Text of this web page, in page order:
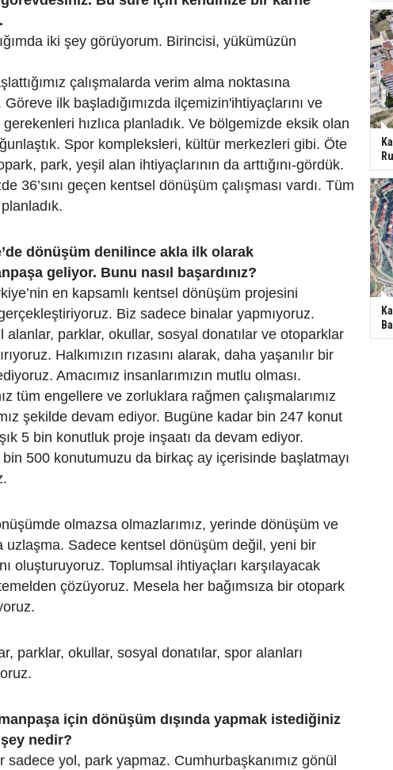
iki şey görüyorum. Birincisi, yükümüzün
çalışmalarda verim alma noktasına
ilk başladığımızda ilçemizin'ihtiyaçlarını ve
gerekenleri hızlıca planladık. Ve bölgemizde eksik olan
Spor kompleksleri, kültür merkezleri gibi. Öte
park, yeşil alan ihtiyaçlarının da arttığını-gördük.
36’sını geçen kentsel dönüşüm çalışması vardı. Tüm
dönüşüm denilince akla ilk olarak
geliyor. Bunu nasıl başardınız?
en kapsamlı kentsel dönüşüm projesini
Biz sadece binalar yapmıyoruz.
alanlar, parklar, okullar, sosyal donatılar ve otoparklar
Halkımızın rızasını alarak, daha yaşanılır bir
Amacımız insanlarımızın mutlu olması.
tüm engellere ve zorluklara rağmen çalışmalarımız
şekilde devam ediyor. Bugüne kadar bin 247 konut
5 bin konutluk proje inşaatı da devam ediyor.
bin 500 konutumuzu da birkaç ay içerisinde başlatmayı
olmazsa olmazlarımız, yerinde dönüşüm ve
uzlaşma. Sadece kentsel dönüşüm değil, yeni bir
oluşturuyoruz. Toplumsal ihtiyaçları karşılayacak
çözüyoruz. Mesela her bağımsıza bir otopark
parklar, okullar, sosyal donatılar, spor alanları
için dönüşüm dışında yapmak istediğiniz
nedir?
sadece yol, park yapmaz. Cumhurbaşkanımız gönül